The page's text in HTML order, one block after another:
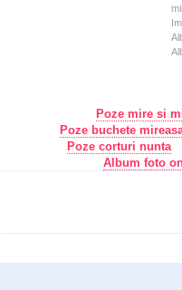
Poze mire si
Poze buchete
Poze corturi nunta
Album foto